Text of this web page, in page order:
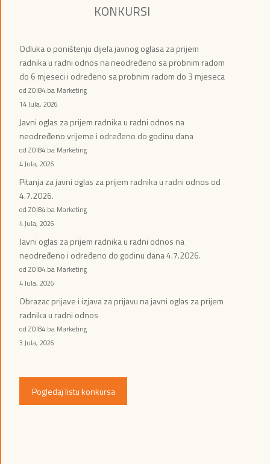
KONKURSI
Odluka o poništenju dijela javnog oglasa za prijem
radnika u radni odnos na neodređeno sa probnim radom
do 6 mjeseci i određeno sa probnim radom do 3 mjeseca
od ZOI84.ba Marketing
14 Jula, 2026
Javni oglas za prijem radnika u radni odnos na
neodređeno vrijeme i određeno do godinu dana
od ZOI84.ba Marketing
4 Jula, 2026
Pitanja za javni oglas za prijem radnika u radni odnos od
4.7.2026.
od ZOI84.ba Marketing
4 Jula, 2026
Javni oglas za prijem radnika u radni odnos na
neodređeno i određeno do godinu dana 4.7.2026.
od ZOI84.ba Marketing
4 Jula, 2026
Obrazac prijave i izjava za prijavu na javni oglas za prijem
radnika u radni odnos
od ZOI84.ba Marketing
3 Jula, 2026
Pogledaj listu konkursa